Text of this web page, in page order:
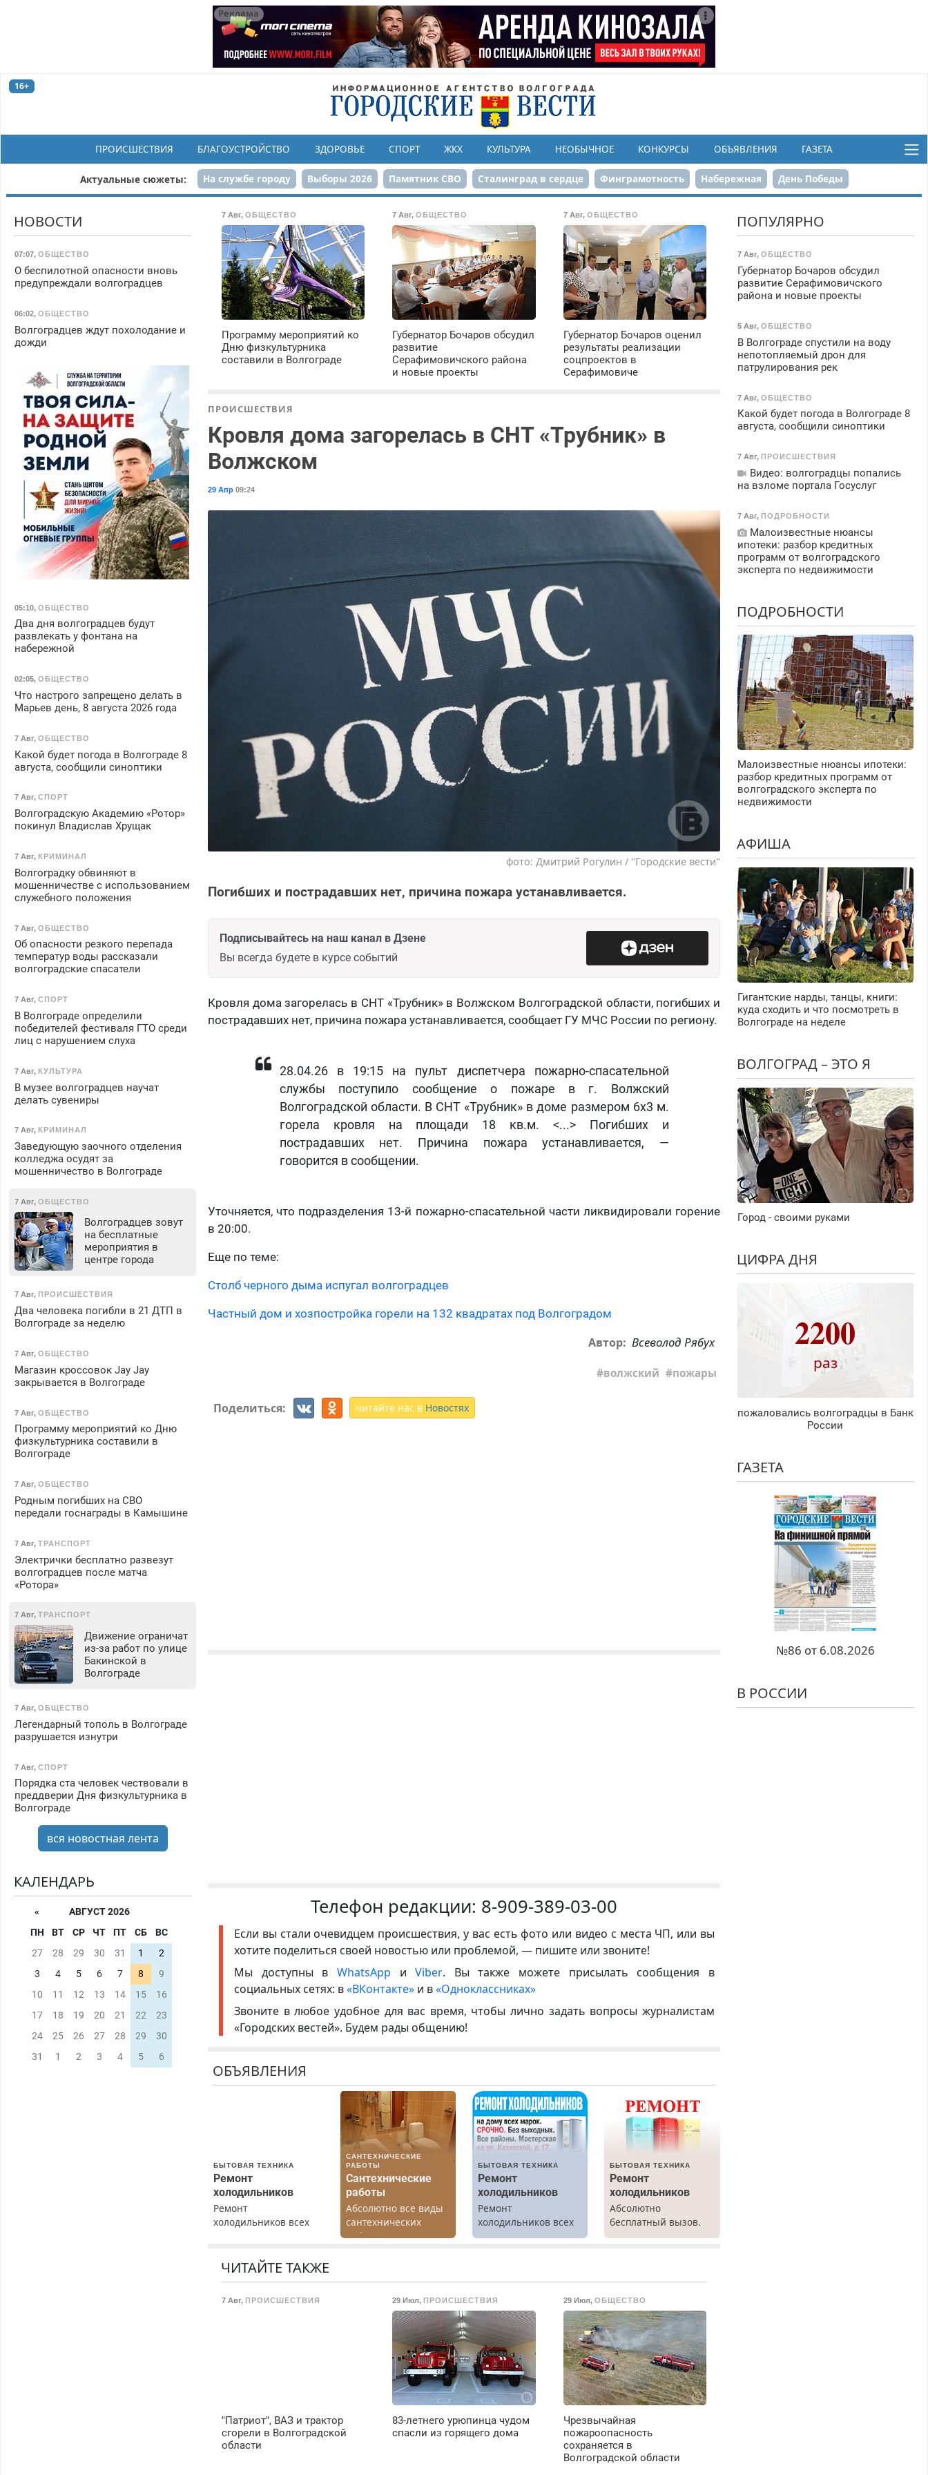
Реклама
16+
ПРОИСШЕСТВИЯ БЛАГОУСТРОЙСТВО ЗДОРОВЬЕ СПОРТ ЖКХ КУЛЬТУРА НЕОБЫЧНОЕ КОНКУРСЫ ОБЪЯВЛЕНИЯ ГАЗЕТА
Актуальные сюжеты: На службе городу Выборы 2026 Памятник СВО Сталинград в сердце Финграмотность Набережная День Победы
Реконструкция ЦПКиО 80-летие Победы Парк Героев-летчиков
7 Авг,ОБЩЕСТВО
Программу мероприятий ко
Дню физкультурника
составили в Волгограде
7 Авг,ОБЩЕСТВО
Губернатор Бочаров обсудил
развитие
Серафимовичского района
и новые проекты
7 Авг, ОБЩЕСТВО
Губернатор Бочаров оценил
результаты реализации
соцпроектов в
Серафимовиче
ПРОИСШЕСТВИЯ
Кровля дома загорелась в СНТ «Трубник» в
Волжском
29 Апр 09:24
фото: Дмитрий Рогулин / "Городские вести"
Погибших и пострадавших нет, причина пожара устанавливается.
Подписывайтесь на наш канал в Дзене
Вы всегда будете в курсе событий
Кровля дома загорелась в СНТ «Трубник» в Волжском Волгоградской области, погибших и
пострадавших нет, причина пожара устанавливается, сообщает ГУ МЧС России по региону.
28.04.26 в 19:15 на пульт диспетчера пожарно-спасательной
службы поступило сообщение о пожаре в г. Волжский
Волгоградской области. В СНТ «Трубник» в доме размером 6х3 м.
горела кровля на площади 18 кв.м. <...> Погибших и
пострадавших нет. Причина пожара устанавливается, —
говорится в сообщении.
Уточняется, что подразделения 13-й пожарно-спасательной части ликвидировали горение
в 20:00.
Еще по теме:
Столб черного дыма испугал волгоградцев
Частный дом и хозпостройка горели на 132 квадратах под Волгоградом
Автор: Всеволод Рябух
волжский пожары
Поделиться: читайте нас в Новостях
Телефон редакции: 8-909-389-03-00
Если вы стали очевидцем происшествия, у вас есть фото или видео с места ЧП, или вы
хотите поделиться своей новостью или проблемой, — пишите или звоните!
Мы доступны в WhatsApp иViber. Вы также можете присылать сообщения в
социальных сетях: в«ВКонтакте» и в«Одноклассниках»
Звоните в любое удобное для вас время, чтобы лично задать вопросы журналистам
«Городских вестей». Будем рады общению!
ОБЪЯВЛЕНИЯ
БЫТОВАЯ ТЕХНИКА
Ремонт
холодильников
Ремонт
холодильников всех
резины. Качественно.
Недорого. Без
районы. Скидка.
САНТЕХНИЧЕСКИЕ
РАБОТЫ
Сантехнические
работы
Абсолютно все виды
сантехнических
работ. Быстро.
БЫТОВАЯ ТЕХНИКА
Ремонт
холодильников
Ремонт
холодильников всех
марок на дому.
БЫТОВАЯ ТЕХНИКА
Ремонт
холодильников
Абсолютно
бесплатный вызов.
Ремонт
выходных.
Пенсионерам –
скидки до 40%.
Мастер со стажем.
ЧИТАЙТЕ ТАКЖЕ
7 Авг, ПРОИСШЕСТВИЯ
"Патриот", ВАЗ и трактор
сгорели в Волгоградской
области
29 Июл, ПРОИСШЕСТВИЯ
83-летнего урюпинца чудом
спасли из горящего дома
29 Июл, ОБЩЕСТВО
Чрезвычайная
пожароопасность
сохраняется в
Волгоградской области
НОВОСТИ
07:07, ОБЩЕСТВО
О беспилотной опасности вновь
предупреждали волгоградцев
06:02, ОБЩЕСТВО
Волгоградцев ждут похолодание и
дожди
05:10, ОБЩЕСТВО
Два дня волгоградцев будут
развлекать у фонтана на
набережной
02:05, ОБЩЕСТВО
Что настрого запрещено делать в
Марьев день, 8 августа 2026 года
7 Авг, ОБЩЕСТВО
Какой будет погода в Волгограде 8
августа, сообщили синоптики
7 Авг, СПОРТ
Волгоградскую Академию «Ротор»
покинул Владислав Хрущак
7 Авг, КРИМИНАЛ
Волгоградку обвиняют в
мошенничестве с использованием
служебного положения
7 Авг, ОБЩЕСТВО
Об опасности резкого перепада
температур воды рассказали
волгоградские спасатели
7 Авг, СПОРТ
В Волгограде определили
победителей фестиваля ГТО среди
лиц с нарушением слуха
7 Авг, КУЛЬТУРА
В музее волгоградцев научат
делать сувениры
7 Авг, КРИМИНАЛ
Заведующую заочного отделения
колледжа осудят за
мошенничество в Волгограде
7 Авг, ОБЩЕСТВО
Волгоградцев зовут
на бесплатные
мероприятия в
центре города
7 Авг, ПРОИСШЕСТВИЯ
Два человека погибли в 21 ДТП в
Волгограде за неделю
7 Авг, ОБЩЕСТВО
Магазин кроссовок Jay Jay
закрывается в Волгограде
7 Авг, ОБЩЕСТВО
Программу мероприятий ко Дню
физкультурника составили в
Волгограде
7 Авг, ОБЩЕСТВО
Родным погибших на СВО
передали госнаграды в Камышине
7 Авг, ТРАНСПОРТ
Электрички бесплатно развезут
волгоградцев после матча
«Ротора»
7 Авг, ТРАНСПОРТ
Движение ограничат
из-за работ по улице
Бакинской в
Волгограде
7 Авг, ОБЩЕСТВО
Легендарный тополь в Волгограде
разрушается изнутри
7 Авг, СПОРТ
Порядка ста человек чествовали в
преддверии Дня физкультурника в
Волгограде
вся новостная лента
КАЛЕНДАРЬ
«
АВГУСТ 2026
ПН
ВТ СР ЧТ ПТ СБ
ВС
27
28 29 30 31 1
2
3
4 5 6 7 8
9
10
11 12 13 14 15
16
17
18 19 20 21 22
23
24
25 26 27 28 29
30
31
1 2 3 4 5 6
ПОПУЛЯРНО
7 Авг, ОБЩЕСТВО
Губернатор Бочаров обсудил
развитие Серафимовичского
района и новые проекты
5 Авг, ОБЩЕСТВО
В Волгограде спустили на воду
непотопляемый дрон для
патрулирования рек
7 Авг, ОБЩЕСТВО
Какой будет погода в Волгограде 8
августа, сообщили синоптики
7 Авг, ПРОИСШЕСТВИЯ
Видео: волгоградцы попались
на взломе портала Госуслуг
7 Авг, ПОДРОБНОСТИ
Малоизвестные нюансы
ипотеки: разбор кредитных
программ от волгоградского
эксперта по недвижимости
ПОДРОБНОСТИ
Малоизвестные нюансы ипотеки:
разбор кредитных программ от
волгоградского эксперта по
недвижимости
АФИША
Гигантские нарды, танцы, книги:
куда сходить и что посмотреть в
Волгограде на неделе
ВОЛГОГРАД – ЭТО Я
Город - своими руками
ЦИФРА ДНЯ
2200
раз
пожаловались волгоградцы в Банк
России
ГАЗЕТА
№86 от 6.08.2026
В РОССИИ